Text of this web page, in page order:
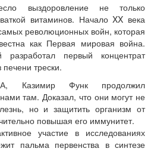
выздоровление не только
витаминов. Начало XX века
революционных войн, которая
как Первая мировая война.
первый концентрат
трески.
Казимир Функ продолжил
там. Доказал, что они могут не
но и защитить организм от
повышая его иммунитет.
участие в исследованиях
пальма первенства в синтезе